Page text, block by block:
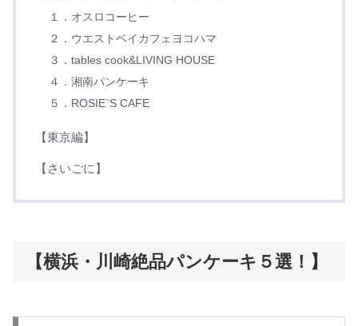
１．オスロコーヒー
２．ウエストベイカフェヨコハマ
３．tables cook&LIVING HOUSE
４．湘南パンケーキ
５．ROSIE´S CAFE
【東京編】
【さいごに】
【横浜・川崎絶品パンケーキ５選！】